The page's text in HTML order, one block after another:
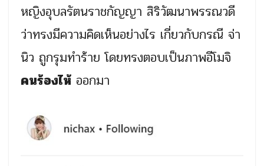
หญิงอุบลรัตนราชกัญญา สิริวัฒนาพรรณวดี
ว่าทรงมีความคิดเห็นอย่างไร เกี่ยวกับกรณี จ่า
นิว ถูกรุมทำร้าย โดยทรงตอบเป็นภาพอีโมจิ
คนร้องไห้ ออกมา